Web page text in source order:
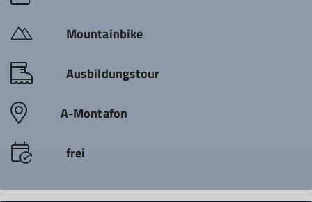
Mountainbike
Ausbildungstour
A-Montafon
frei